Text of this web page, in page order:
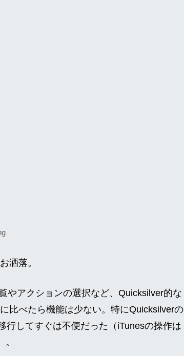
洒落。
やアクションの選択など、Quicksilver的な
比べたら機能は少ない。特にQuicksilverの
行してすぐは不便だった（iTunesの操作は